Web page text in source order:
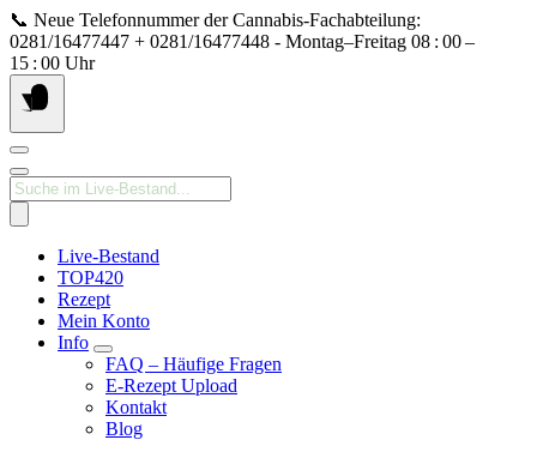
Springe
zum
Inhalt
📞 Neue Telefonnummer der Cannabis‑Fachabteilung:
0281/16477447 + 0281/16477448 - Montag–Freitag 08 : 00 –
15 : 00 Uhr
Products
search
Live-Bestand
TOP420
Rezept
Mein Konto
Info
FAQ – Häufige Fragen
E-Rezept Upload
Kontakt
Blog